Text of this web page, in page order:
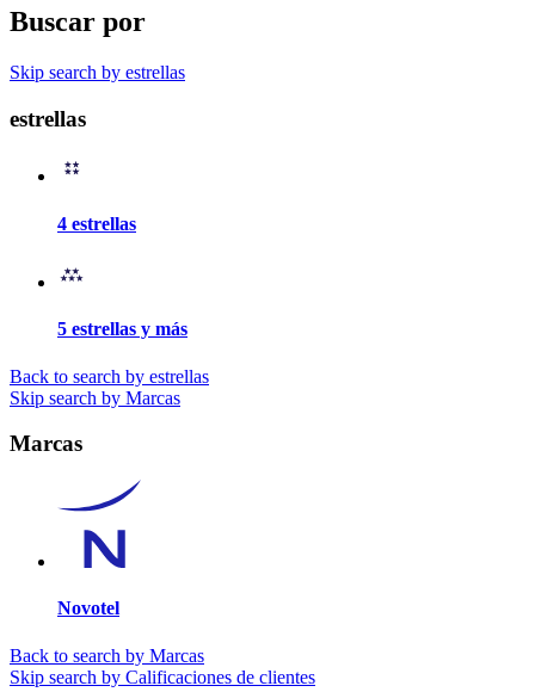
Buscar por
Skip search by estrellas
estrellas
4 estrellas
5 estrellas y más
Back to search by estrellas
Skip search by Marcas
Marcas
Novotel
Back to search by Marcas
Skip search by Calificaciones de clientes